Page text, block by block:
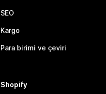
SEO
Kargo
Para birimi ve çeviri
Shopify